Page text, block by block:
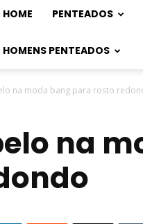
HOME PENTEADOS
HOMENS PENTEADOS
na moda bang para rosto
na